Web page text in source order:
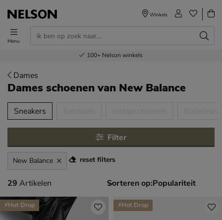
Menu
Winkels
Voor 23.00u besteld,volgende dag in huis
Gratisverzending en retour
Bestel nu,betaal later
100+ Nelson winkels
Dames
Dames schoenenvan New Balance
over
Sneakers
Filter
New Balance reset filters
29 artikelen
29 Artikelen Sorteren op:
⚡Hot Drop ⚡Hot Drop